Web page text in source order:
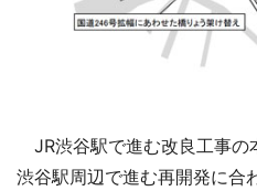
JR渋谷駅で進む改良工事の
渋谷駅周辺で進む再開発に合